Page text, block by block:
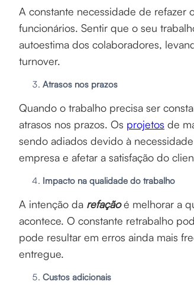
A constante necessidade de refazer
funcionários. Sentir que o seu
autoestima dos colaboradores,
turnover.
Atrasos nos prazos
Quando o trabalho precisa ser
atrasos nos prazos. Os projetos de
sendo adiados devido à
empresa e afetar a satisfação do
Impacto na qualidade do trabalho
A intenção da refaçãoé melhorar a
acontece. O constante retrabalho
pode resultar em erros ainda mais
entregue.
Custos adicionais